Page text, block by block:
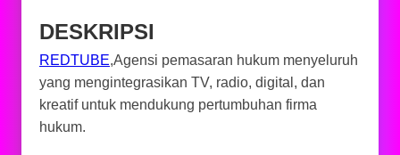
DESKRIPSI
REDTUBE,Agensi pemasaran hukum menyeluruh
yang mengintegrasikan TV, radio, digital, dan
kreatif untuk mendukung pertumbuhan firma
hukum.